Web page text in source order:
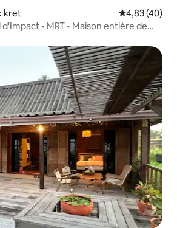
kret Évaluation
4,83 (40)
• MRT • Maison entière de